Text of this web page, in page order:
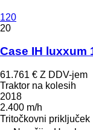
120
20
Case IH luxxum
61.761 € Z DDV-jem
Traktor na kolesih
2018
2.400 m/h
Tritočkovni priključek